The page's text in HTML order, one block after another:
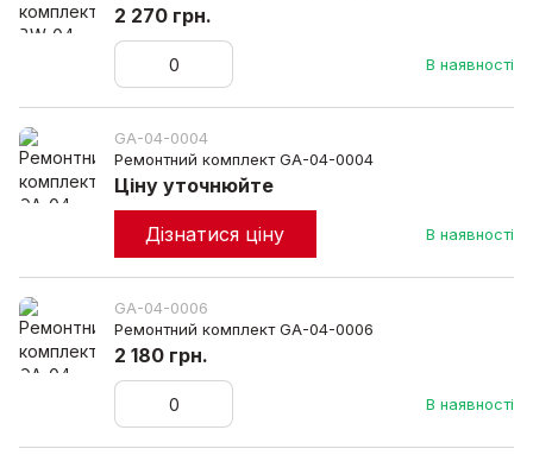
В наявності
2 270 грн.
GA-04-0004
Ремонтний комплект GA-04-0004
В наявності
Ціну уточнюйте
Дізнатися ціну
GA-04-0006
Ремонтний комплект GA-04-0006
В наявності
2 180 грн.